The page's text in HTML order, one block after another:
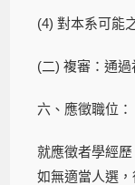
(4) 對本系可能
(二) 複審：通過
六、應徵職位：
就應徵者學經
如無適當人選